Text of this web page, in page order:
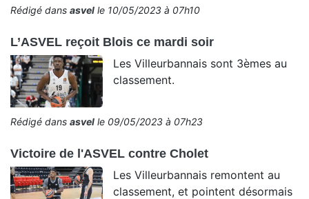
Rédigé dans asvel le 10/05/2023 à 07h10
L’ASVEL reçoit Blois ce mardi soir
Les Villeurbannais sont 3èmes au
classement.
Rédigé dans asvel le 09/05/2023 à 07h23
Victoire de l'ASVEL contre Cholet
Les Villeurbannais remontent au
classement, et pointent désormais